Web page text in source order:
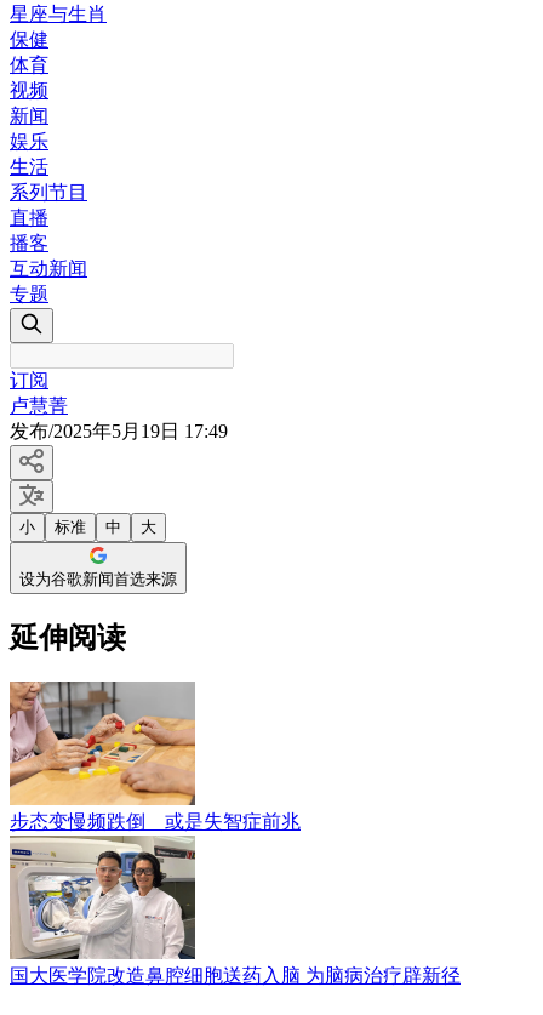
星座与生肖
保健
体育
视频
新闻
娱乐
生活
系列节目
直播
播客
互动新闻
专题
订阅
卢慧菁
发布/2025年5月19日 17:49
小 标准 中 大
设为谷歌新闻首选来源
延伸阅读
步态变慢频跌倒 或是失智症前兆
国大医学院改造鼻腔细胞送药入脑 为脑病治疗辟新径